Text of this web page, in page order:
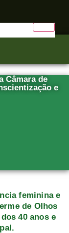
Câmara de
e
feminina e
de Olhos
40 anos e